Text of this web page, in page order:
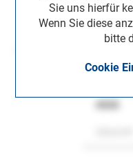
Sie uns hierfür
Wenn Sie diese
bitte
Cookie